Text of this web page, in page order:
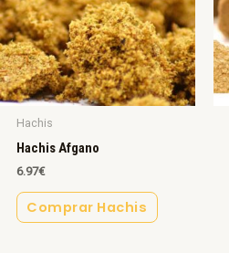
Hachis
Hachis Afgano
6.97€
Comprar Hachis